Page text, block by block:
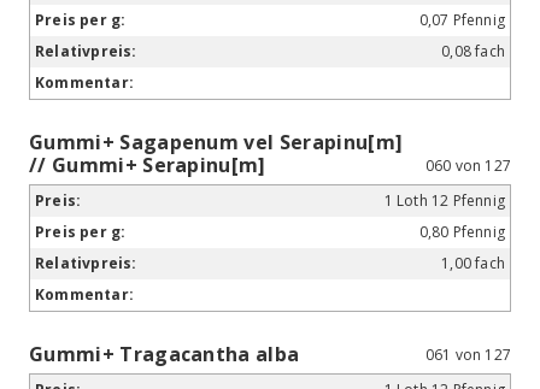
0,07 Pfennig
0,08 fach
Gummi+ Sagapenum vel Serapinu[m]
// Gummi+ Serapinu[m]
060 von 127
1 Loth 12 Pfennig
0,80 Pfennig
1,00 fach
Gummi+ Tragacantha alba
061 von 127